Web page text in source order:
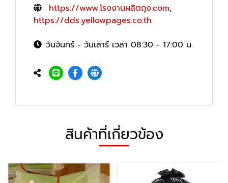
https://www.โรงงานผลิตถุง.com,
https://dds.yellowpages.co.th
วันจันทร์ - วันเสาร์ เวลา 08:30 - 17:00 น.
สินค้าที่เกี่ยวข้อง